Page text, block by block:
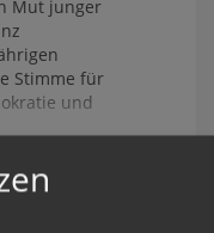
Mut junger
Stimme für
und